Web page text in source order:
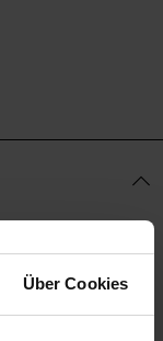
Über Cookies
ob Sie den